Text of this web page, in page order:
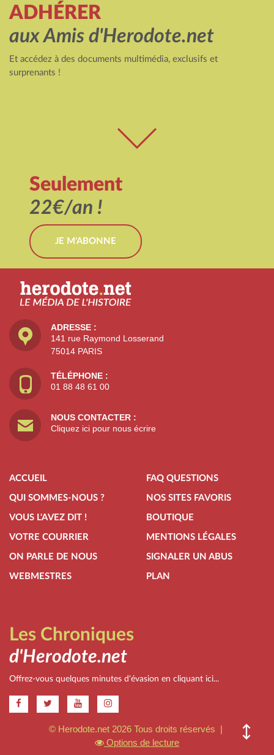
ADHÉRER
aux Amis d'Herodote.net
Et accédez à des documents multimédia, exclusifs et
surprenants !
Seulement
22€/an !
JE M'ABONNE
ADRESSE :
141 rue Raymond Losserand
75014 PARIS
TÉLÉPHONE :
01 88 48 61 00
NOUS CONTACTER :
Cliquez ici pour nous écrire
ACCUEIL
QUI SOMMES-NOUS ?
VOUS L'AVEZ DIT !
VOTRE COURRIER
ON PARLE DE NOUS
WEBMESTRES
FAQ QUESTIONS
NOS SITES FAVORIS
BOUTIQUE
MENTIONS LÉGALES
SIGNALER UN ABUS
PLAN
Les Chroniques
d'Herodote.net
Offrez-vous quelques minutes d'évasion en cliquant ici...
© Herodote.net 2026 Tous droits réservés |
Options de lecture